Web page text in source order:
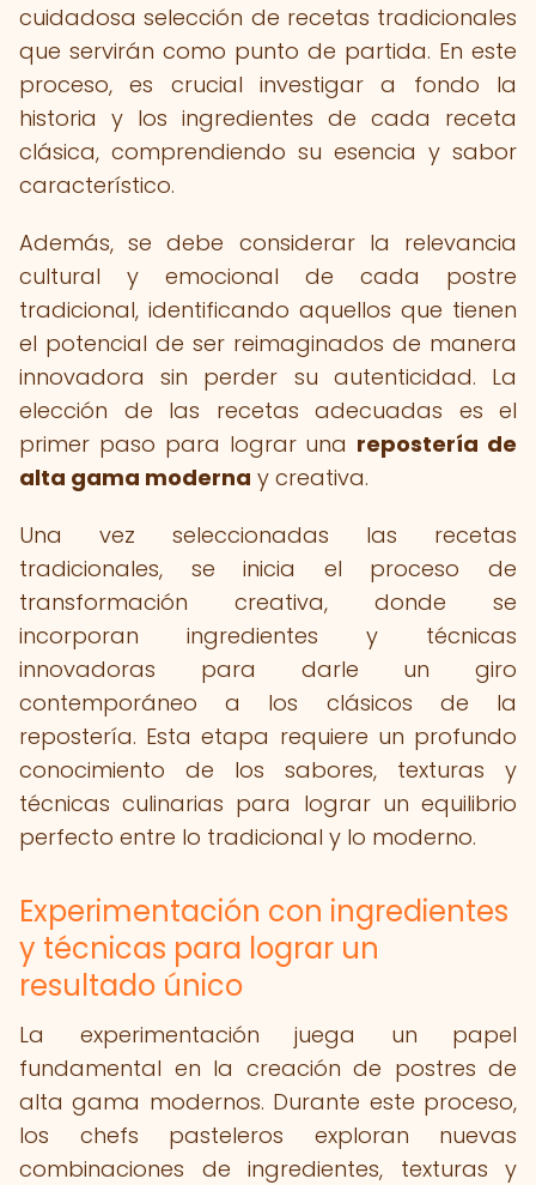
cuidadosa selección de recetas tradicionales
que servirán como punto de partida. En este
proceso, es crucial investigar a fondo la
historia y los ingredientes de cada receta
clásica, comprendiendo su esencia y sabor
característico.
Además, se debe considerar la relevancia
cultural y emocional de cada postre
tradicional, identificando aquellos que tienen
el potencial de ser reimaginados de manera
innovadora sin perder su autenticidad. La
elección de las recetas adecuadas es el
primer paso para lograr una repostería de
alta gama moderna y creativa.
Una vez seleccionadas las recetas
tradicionales, se inicia el proceso de
transformación creativa, donde se
incorporan ingredientes y técnicas
innovadoras para darle un giro
contemporáneo a los clásicos de la
repostería. Esta etapa requiere un profundo
conocimiento de los sabores, texturas y
técnicas culinarias para lograr un equilibrio
perfecto entre lo tradicional y lo moderno.
Experimentación con ingredientes
y técnicas para lograr un
resultado único
La experimentación juega un papel
fundamental en la creación de postres de
alta gama modernos. Durante este proceso,
los chefs pasteleros exploran nuevas
combinaciones de ingredientes, texturas y